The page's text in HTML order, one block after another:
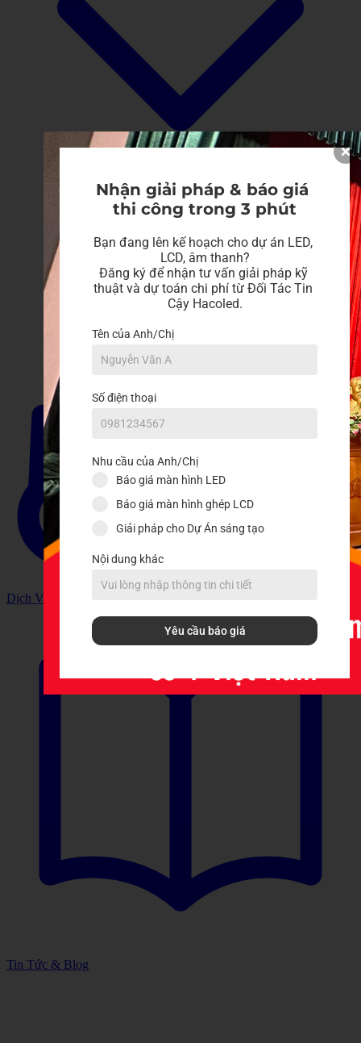
Dịch Vụ
Tin Tức & Blog
Nhận giải pháp & báo giá
thi công trong 3 phút
Bạn đang lên kế hoạch cho dự án LED,
LCD, âm thanh?
Đăng ký để nhận tư vấn giải pháp kỹ
thuật và dự toán chi phí từ Đối Tác Tin
Cậy Hacoled.
Tên của Anh/Chị
Số điện thoại
Nhu cầu của Anh/Chị
Báo giá màn hình LED
Báo giá màn hình ghép LCD
Giải pháp cho Dự Án sáng tạo
Nội dung khác
Yêu cầu báo giá